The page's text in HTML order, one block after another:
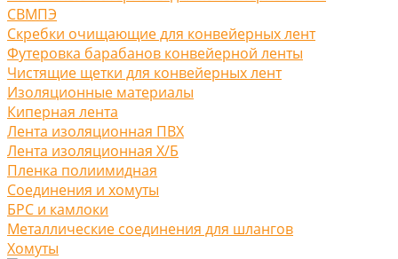
СВМПЭ
Скребки очищающие для конвейерных лент
Футеровка барабанов конвейерной ленты
Чистящие щетки для конвейерных лент
Изоляционные материалы
Киперная лента
Лента изоляционная ПВХ
Лента изоляционная Х/Б
Пленка полиимидная
Соединения и хомуты
БРС и камлоки
Металлические соединения для шлангов
Хомуты